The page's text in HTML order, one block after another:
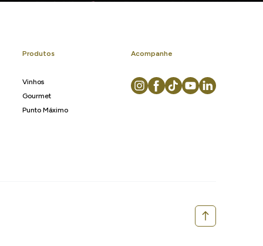
Produtos
Vinhos
Gourmet
Punto Máximo
Acompanhe